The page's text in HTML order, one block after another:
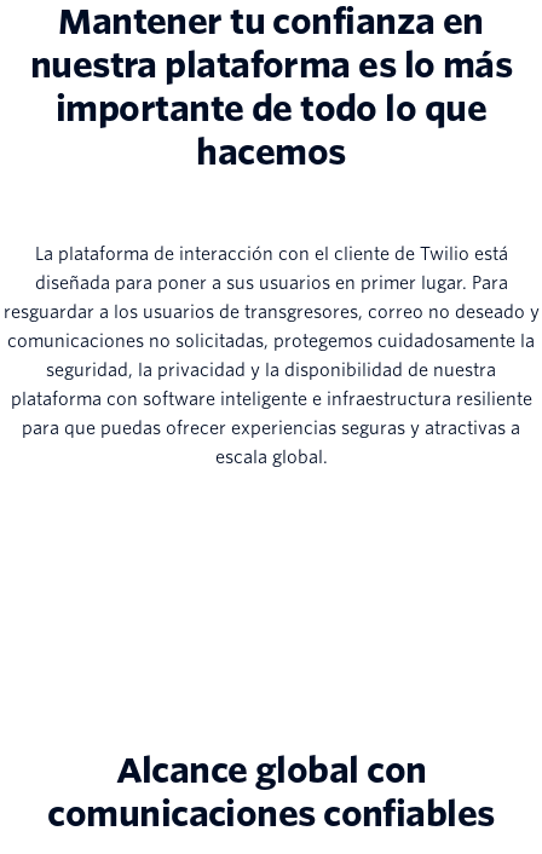
Mantener tu confianza en
nuestra plataforma es lo más
importante de todo lo que
hacemos
La plataforma de interacción con el cliente de Twilio está
diseñada para poner a sus usuarios en primer lugar. Para
resguardar a los usuarios de transgresores, correo no deseado y
comunicaciones no solicitadas, protegemos cuidadosamente la
seguridad, la privacidad y la disponibilidad de nuestra
plataforma con software inteligente e infraestructura resiliente
para que puedas ofrecer experiencias seguras y atractivas a
escala global.
Alcance global con
comunicaciones confiables